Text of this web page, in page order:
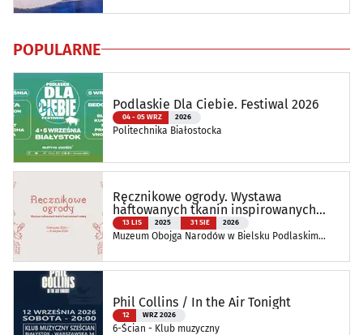
POPULARNE
Podlaskie Dla Ciebie. Festiwal 2026
04 - 05 WRZ 2026
Politechnika Białostocka
Ręcznikowe ogrody. Wystawa
haftowanych tkanin inspirowanych
naturą
13 LIS 2025 31 SIE 2026
Muzeum Obojga Narodów w Bielsku Podlaskim
Phil Collins / In the Air Tonight
12 WRZ 2026
6-Ścian - Klub muzyczny